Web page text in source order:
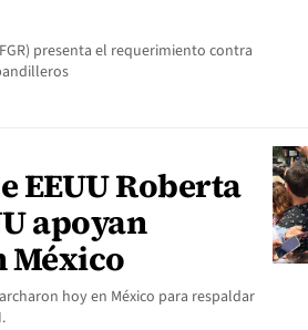
presenta el requerimiento contra
EEUU Roberta
apoyan
México
hoy en México para respaldar